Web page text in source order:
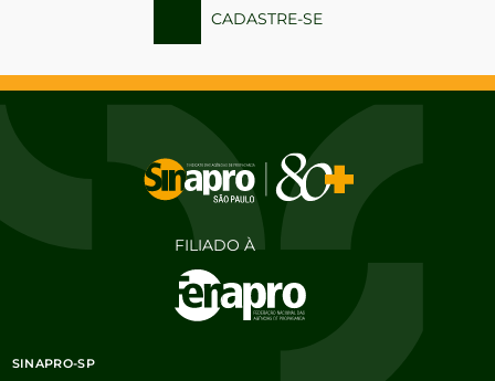
CADASTRE-SE
FILIADO À
SINAPRO-SP